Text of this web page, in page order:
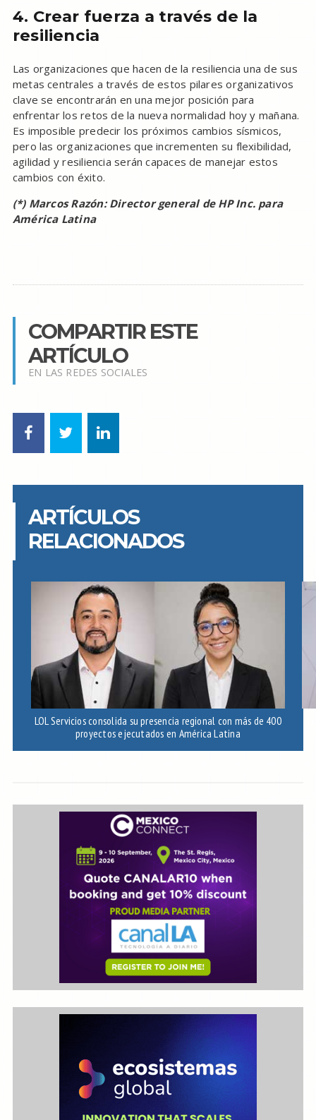
4. Crear fuerza a través de la
resiliencia
Las organizaciones que hacen de la resiliencia una de sus
metas centrales a través de estos pilares organizativos
clave se encontrarán en una mejor posición para
enfrentar los retos de la nueva normalidad hoy y mañana.
Es imposible predecir los próximos cambios sísmicos,
pero las organizaciones que incrementen su flexibilidad,
agilidad y resiliencia serán capaces de manejar estos
cambios con éxito.
(*) Marcos Razón: Director general de HP Inc. para
América Latina
COMPARTIR ESTE
ARTÍCULO
EN LAS REDES SOCIALES
ARTÍCULOS
RELACIONADOS
LOL Servicios consolida su presencia regional con más de 400
proyectos ejecutados en América Latina